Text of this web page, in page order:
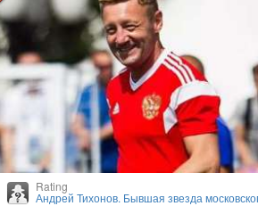
Rating
Андрей Тихонов. Бывшая звезда московского